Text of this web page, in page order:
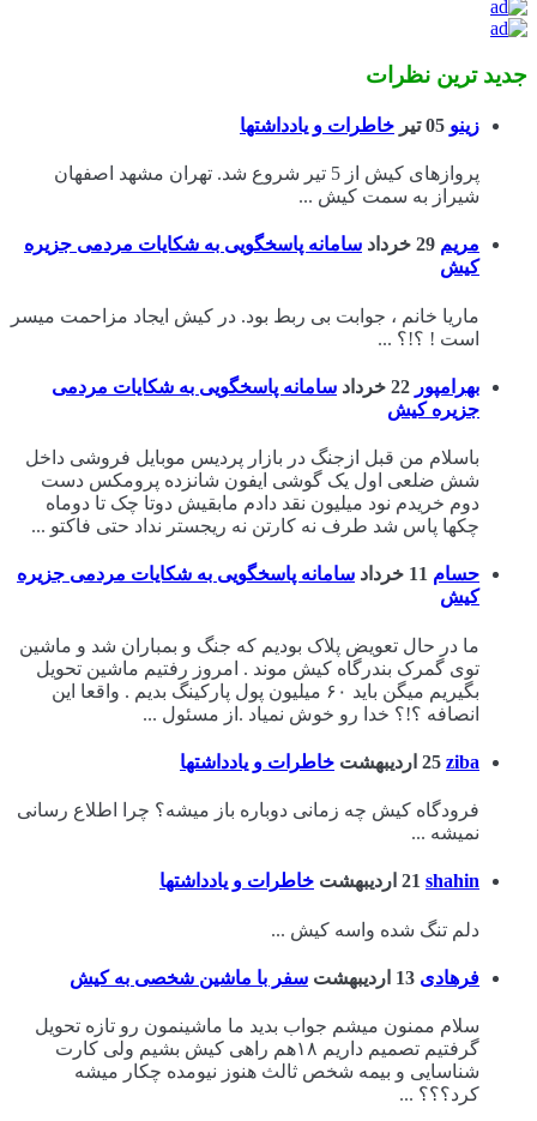
جدید ترین نظرات
زینو 05 تیر خاطرات و یادداشتها
پروازهای کیش از 5 تیر شروع شد. تهران مشهد اصفهان
شیراز به سمت کیش ...
مریم 29 خرداد
سامانه پاسخگویی به شکایات مردمی جزیره
کیش
ماریا خانم ، جوابت بی ربط بود. در کیش ایجاد مزاحمت میسر
است ! ؟!؟ ...
بهرامپور 22 خرداد
سامانه پاسخگویی به شکایات مردمی
جزیره کیش
باسلام من قبل ازجنگ در بازار پردیس موبایل فروشی داخل
شش ضلعی اول یک گوشی ایفون شانزده پرومکس دست
دوم خریدم نود میلیون نقد دادم مابقیش دوتا چک تا دوماه
چکها پاس شد طرف نه کارتن نه ریجستر نداد حتی فاکتو ...
حسام 11 خرداد
سامانه پاسخگویی به شکایات مردمی جزیره
کیش
ما در حال تعویض پلاک بودیم که جنگ و بمباران شد و ماشین
توی گمرک بندرگاه کیش موند . امروز رفتیم ماشین تحویل
بگیریم میگن باید ۶۰ میلیون پول پارکینگ بدیم . واقعا این
انصافه ؟!؟ خدا رو خوش نمیاد .از مسئول ...
ziba 25 اردیبهشت خاطرات و یادداشتها
فرودگاه کیش چه زمانی دوباره باز میشه؟ چرا اطلاع رسانی
نمیشه ...
shahin 21 اردیبهشت خاطرات و یادداشتها
دلم تنگ شده واسه کیش ...
فرهادی 13 اردیبهشت سفر با ماشین شخصی به کیش
سلام ممنون میشم جواب بدید ما ماشینمون رو تازه تحویل
گرفتیم تصمیم داریم ۱۸هم راهی کیش بشیم ولی کارت
شناسایی و بیمه شخص ثالث هنوز نیومده چکار میشه
کرد؟؟؟ ...